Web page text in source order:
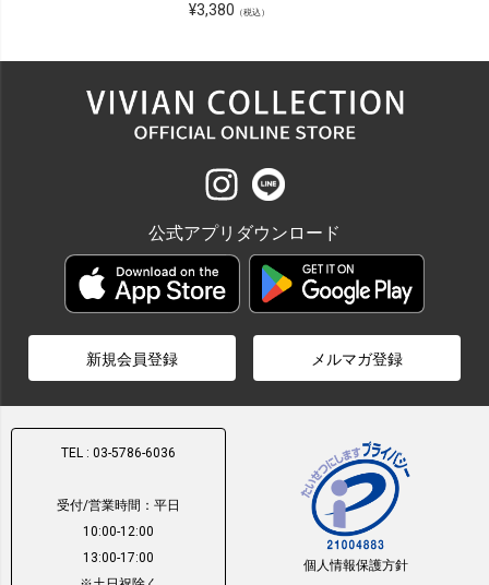
¥3,380 （税込）
公式アプリダウンロード
新規会員登録 メルマガ登録
TEL : 03-5786-6036
受付/営業時間：平日
10:00-12:00
13:00-17:00
個人情報保護方針